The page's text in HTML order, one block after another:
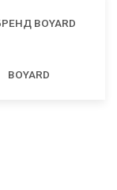
BOYARD